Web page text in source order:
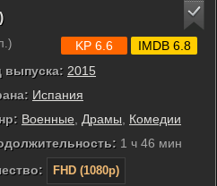
выпуска: 2015
Испания
Военные Драмы
Комедии
1 ч 46 мин
FHD (1080p)
KP 6.6 IMDB 6.8